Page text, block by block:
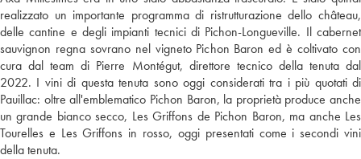
realizzato un importante programma di ristrutturazione dello château,
delle cantine e degli impianti tecnici di Pichon-Longueville. Il cabernet
sauvignon regna sovrano nel vigneto Pichon Baron ed è coltivato con
cura dal team di Pierre Montégut, direttore tecnico della tenuta dal
2022. I vini di questa tenuta sono oggi considerati tra i più quotati di
Pauillac: oltre all'emblematico Pichon Baron, la proprietà produce anche
un grande bianco secco, Les Griffons de Pichon Baron, ma anche Les
Tourelles e Les Griffons in rosso, oggi presentati come i secondi vini
della tenuta.